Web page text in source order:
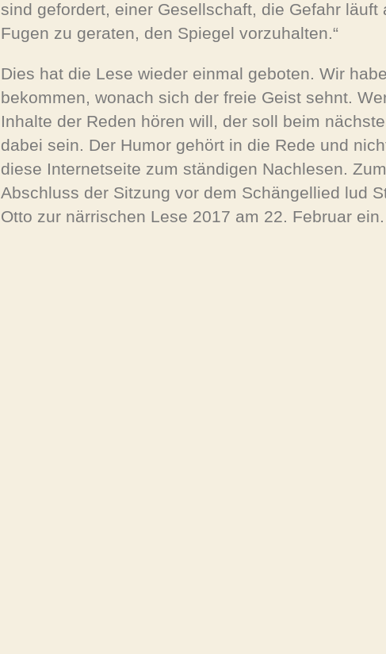
sind gefordert, einer Gesellschaft, die Gefahr läuft
Fugen zu geraten, den Spiegel vorzuhalten.“
Dies hat die Lese wieder einmal geboten. Wir
bekommen, wonach sich der freie Geist sehnt.
Inhalte der Reden hören will, der soll beim
dabei sein. Der Humor gehört in die Rede und
diese Internetseite zum ständigen Nachlesen. Zum
Abschluss der Sitzung vor dem Schängellied lud
Otto zur närrischen Lese 2017 am 22. Februar ein.